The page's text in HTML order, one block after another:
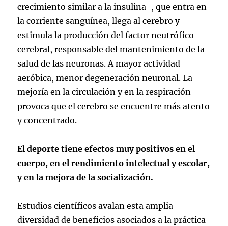
crecimiento similar a la insulina-, que entra en
la corriente sanguínea, llega al cerebro y
estimula la producción del factor neutrófico
cerebral, responsable del mantenimiento de la
salud de las neuronas. A mayor actividad
aeróbica, menor degeneración neuronal. La
mejoría en la circulación y en la respiración
provoca que el cerebro se encuentre más atento
y concentrado.
El deporte tiene efectos muy positivos en el
cuerpo, en el rendimiento intelectual y escolar,
y en la mejora de la socialización.
Estudios científicos avalan esta amplia
diversidad de beneficios asociados a la práctica